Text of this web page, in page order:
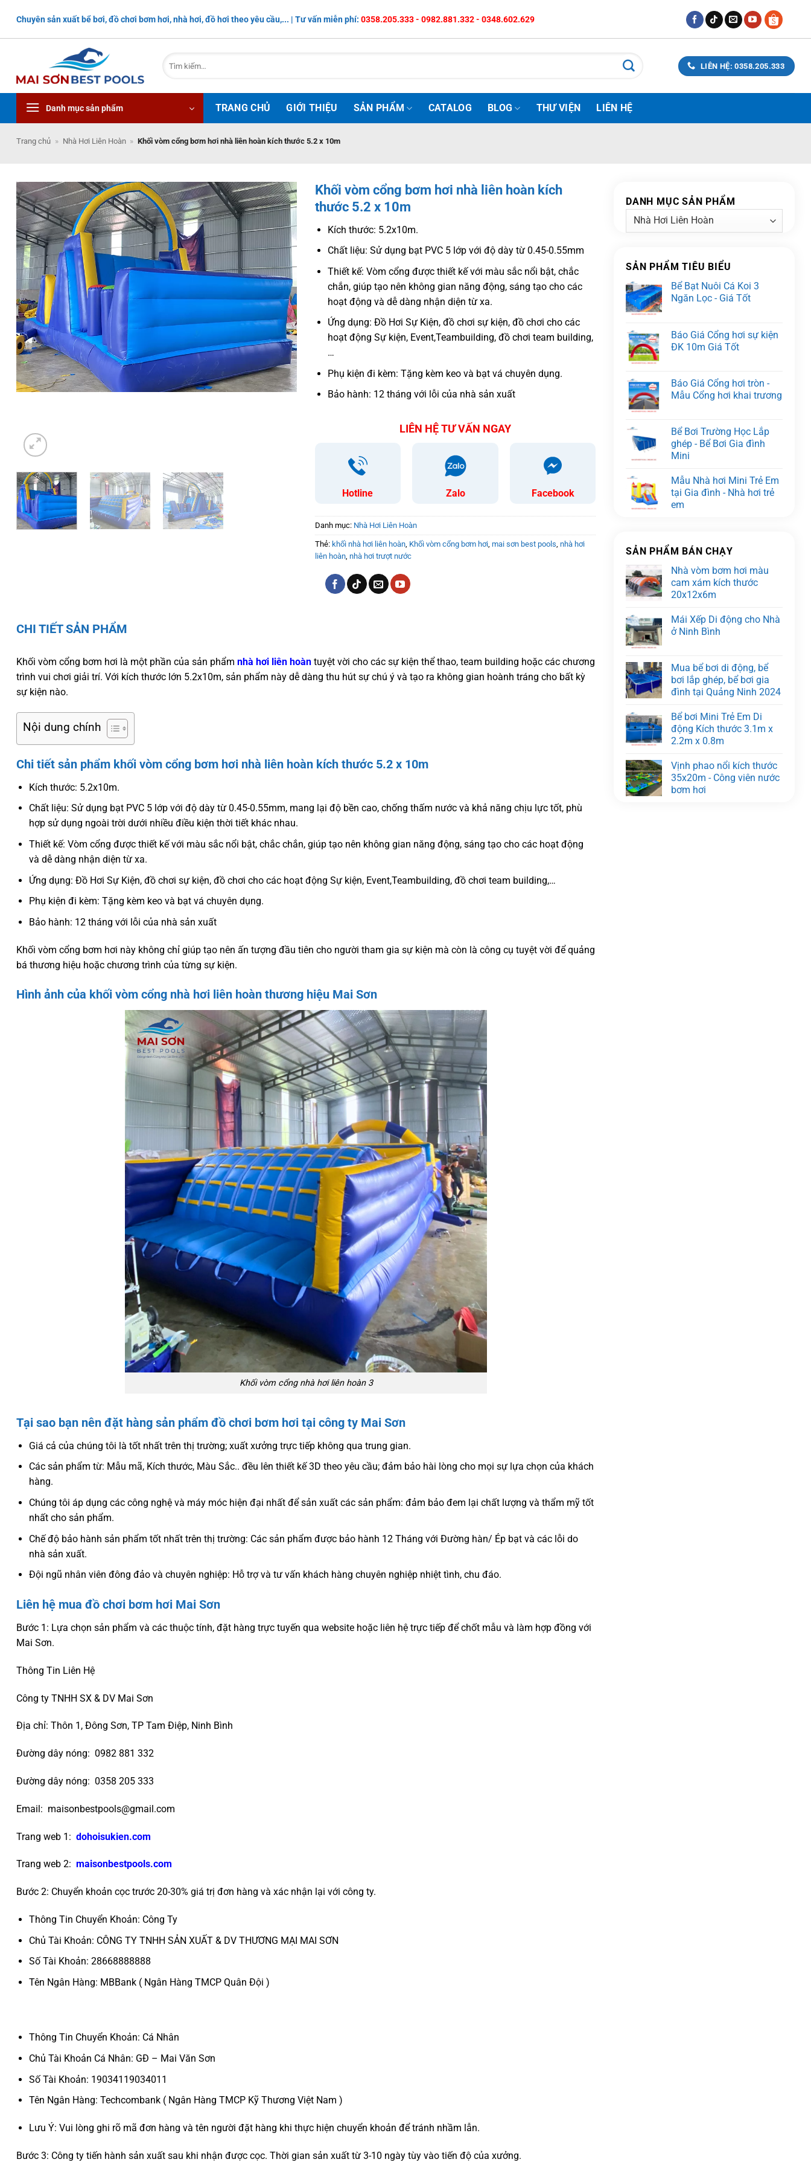
nội
Chuyên sản xuất bể bơi, đồ chơi bơm hơi, nhà hơi, đồ hơi theo yêu cầu,... | Tư vấn miễn phí: 0358.205.333 - 0982.881.332 - 0348.602.629
Tìm
kiếm:
LIÊN HỆ: 0358.205.333
Danh mục sản phẩm TRANG CHỦ GIỚI THIỆU SẢN PHẨM CATALOG BLOG THƯ VIỆN LIÊN HỆ
Trang chủ » Nhà Hơi Liên Hoàn » Khối vòm cổng bơm hơi nhà liên hoàn kích thước 5.2 x 10m
Khối vòm cổng bơm hơi nhà liên hoàn kích
thước 5.2 x 10m
Kích thước: 5.2x10m.
Chất liệu: Sử dụng bạt PVC 5 lớp với độ dày từ 0.45-0.55mm
Thiết kế: Vòm cổng được thiết kế với màu sắc nổi bật, chắc
chắn, giúp tạo nên không gian năng động, sáng tạo cho các
hoạt động và dễ dàng nhận diện từ xa.
Ứng dụng: Đồ Hơi Sự Kiện, đồ chơi sự kiện, đồ chơi cho các
hoạt động Sự kiện, Event,Teambuilding, đồ chơi team building,
…
Phụ kiện đi kèm: Tặng kèm keo và bạt vá chuyên dụng.
Bảo hành: 12 tháng với lỗi của nhà sản xuất
LIÊN HỆ TƯ VẤN NGAY
Hotline Zalo Facebook
Danh mục: Nhà Hơi Liên Hoàn
Thẻ: khối nhà hơi liên hoàn, Khối vòm cổng bơm hơi, mai sơn best pools, nhà hơi
liên hoàn, nhà hơi trượt nước
CHI TIẾT SẢN PHẨM
Khối vòm cổng bơm hơi là một phần của sản phẩm nhà hơi liên hoàn tuyệt vời cho các sự kiện thể thao, team building hoặc các chương
trình vui chơi giải trí. Với kích thước lớn 5.2x10m, sản phẩm này dễ dàng thu hút sự chú ý và tạo ra không gian hoành tráng cho bất kỳ
sự kiện nào.
Nội dung chính
Chi tiết sản phẩm khối vòm cổng bơm hơi nhà liên hoàn kích thước 5.2 x 10m
Kích thước: 5.2x10m.
Chất liệu: Sử dụng bạt PVC 5 lớp với độ dày từ 0.45-0.55mm, mang lại độ bền cao, chống thấm nước và khả năng chịu lực tốt, phù
hợp sử dụng ngoài trời dưới nhiều điều kiện thời tiết khác nhau.
Thiết kế: Vòm cổng được thiết kế với màu sắc nổi bật, chắc chắn, giúp tạo nên không gian năng động, sáng tạo cho các hoạt động
và dễ dàng nhận diện từ xa.
Ứng dụng: Đồ Hơi Sự Kiện, đồ chơi sự kiện, đồ chơi cho các hoạt động Sự kiện, Event,Teambuilding, đồ chơi team building,…
Phụ kiện đi kèm: Tặng kèm keo và bạt vá chuyên dụng.
Bảo hành: 12 tháng với lỗi của nhà sản xuất
Khối vòm cổng bơm hơi này không chỉ giúp tạo nên ấn tượng đầu tiên cho người tham gia sự kiện mà còn là công cụ tuyệt vời để quảng
bá thương hiệu hoặc chương trình của từng sự kiện.
Hình ảnh của khối vòm cổng nhà hơi liên hoàn thương hiệu Mai Sơn
Khối vòm cổng nhà hơi liên hoàn 3
Tại sao bạn nên đặt hàng sản phẩm đồ chơi bơm hơi tại công ty Mai Sơn
Giá cả của chúng tôi là tốt nhất trên thị trường; xuất xưởng trực tiếp không qua trung gian.
Các sản phẩm từ: Mẫu mã, Kích thước, Màu Sắc.. đều lên thiết kế 3D theo yêu cầu; đảm bảo hài lòng cho mọi sự lựa chọn của khách
hàng.
Chúng tôi áp dụng các công nghệ và máy móc hiện đại nhất để sản xuất các sản phẩm: đảm bảo đem lại chất lượng và thẩm mỹ tốt
nhất cho sản phẩm.
Chế độ bảo hành sản phẩm tốt nhất trên thị trường: Các sản phẩm được bảo hành 12 Tháng với Đường hàn/ Ép bạt và các lỗi do
nhà sản xuất.
Đội ngũ nhân viên đông đảo và chuyên nghiệp: Hỗ trợ và tư vấn khách hàng chuyên nghiệp nhiệt tình, chu đáo.
Liên hệ mua đồ chơi bơm hơi Mai Sơn
Bước 1: Lựa chọn sản phẩm và các thuộc tính, đặt hàng trực tuyến qua website hoặc liên hệ trực tiếp để chốt mẫu và làm hợp đồng với
Mai Sơn.
Thông Tin Liên Hệ
Công ty TNHH SX & DV Mai Sơn
Địa chỉ: Thôn 1, Đông Sơn, TP Tam Điệp, Ninh Bình
Đường dây nóng: 0982 881 332
Đường dây nóng: 0358 205 333
Email: maisonbestpools@gmail.com
Trang web 1: dohoisukien.com
Trang web 2: maisonbestpools.com
Bước 2: Chuyển khoản cọc trước 20-30% giá trị đơn hàng và xác nhận lại với công ty.
Thông Tin Chuyển Khoản: Công Ty
Chủ Tài Khoản: CÔNG TY TNHH SẢN XUẤT & DV THƯƠNG MẠI MAI SƠN
Số Tài Khoản: 28668888888
Tên Ngân Hàng: MBBank ( Ngân Hàng TMCP Quân Đội )
Thông Tin Chuyển Khoản: Cá Nhân
Chủ Tài Khoản Cá Nhân: GĐ – Mai Văn Sơn
Số Tài Khoản: 19034119034011
Tên Ngân Hàng: Techcombank ( Ngân Hàng TMCP Kỹ Thương Việt Nam )
Lưu Ý: Vui lòng ghi rõ mã đơn hàng và tên người đặt hàng khi thực hiện chuyển khoản để tránh nhầm lẫn.
Bước 3: Công ty tiến hành sản xuất sau khi nhận được cọc. Thời gian sản xuất từ 3-10 ngày tùy vào tiến độ của xưởng.
DANH MỤC SẢN PHẨM
SẢN PHẨM TIÊU BIỂU
Bể Bạt Nuôi Cá Koi 3
Ngăn Lọc - Giá Tốt
Báo Giá Cổng hơi sự kiện
ĐK 10m Giá Tốt
Báo Giá Cổng hơi tròn -
Mẫu Cổng hơi khai trương
Bể Bơi Trường Học Lắp
ghép - Bể Bơi Gia đình
Mini
Mẫu Nhà hơi Mini Trẻ Em
tại Gia đình - Nhà hơi trẻ
em
SẢN PHẨM BÁN CHẠY
Nhà vòm bơm hơi màu
cam xám kích thước
20x12x6m
Mái Xếp Di động cho Nhà
ở Ninh Bình
Mua bể bơi di động, bể
bơi lắp ghép, bể bơi gia
đình tại Quảng Ninh 2024
Bể bơi Mini Trẻ Em Di
động Kích thước 3.1m x
2.2m x 0.8m
Vịnh phao nổi kích thước
35x20m - Công viên nước
bơm hơi